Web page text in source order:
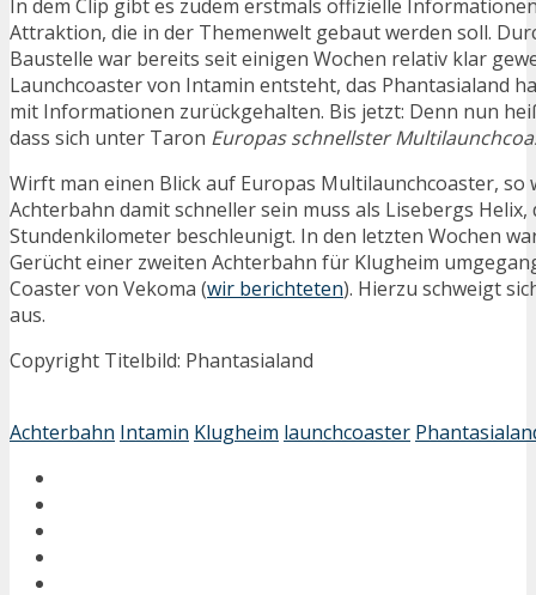
In dem Clip gibt es zudem erstmals offizielle
Attraktion, die in der Themenwelt gebaut werden soll.
Baustelle war bereits seit einigen Wochen relativ klar
Launchcoaster von Intamin entsteht, das Phantasialand
mit Informationen zurückgehalten. Bis jetzt: Denn nun
dass sich unter Taron Europas schnellster
Wirft man einen Blick auf Europas Multilaunchcoaster, so
Achterbahn damit schneller sein muss als Lisebergs
Stundenkilometer beschleunigt. In den letzten Wochen
Gerücht einer zweiten Achterbahn für Klugheim
Coaster von Vekoma (wir berichteten). Hierzu schweigt
aus.
Copyright Titelbild: Phantasialand
Achterbahn Intamin Klugheim launchcoaster